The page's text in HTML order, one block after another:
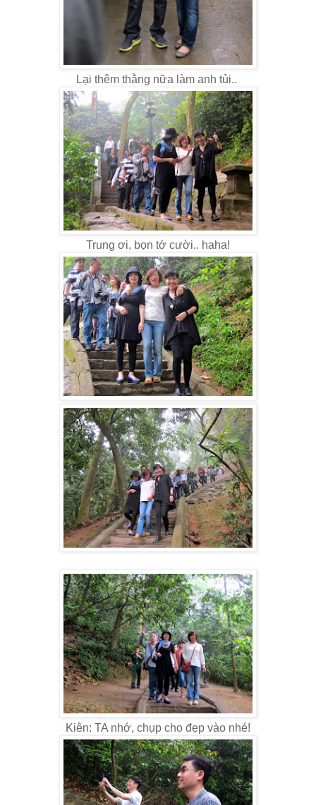
Lại thêm thằng nữa làm anh tủi..
Trung ơi, bọn tớ cười.. haha!
Kiên: TA nhớ, chụp cho đẹp vào nhé!